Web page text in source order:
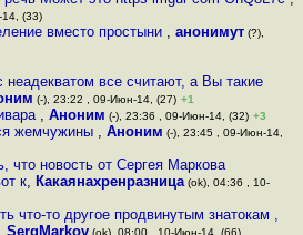
(33)
вместо простыни , анонимут(?),
все считают, а Вы такие
(-), 23:22 , 09-Июн-14, (27) +1
, Аноним (-), 23:36 , 09-Июн-14, (32) +3
жемчужины , Аноним (-), 23:45 , 09-Июн-14,
что новость от Сергея Маркова
к, Какаянахренразница(ok), 04:36 , 10-
что-то другое продвинутым знатокам ,
SergMarkov(ok), 08:00 , 10-Июн-14, (66)